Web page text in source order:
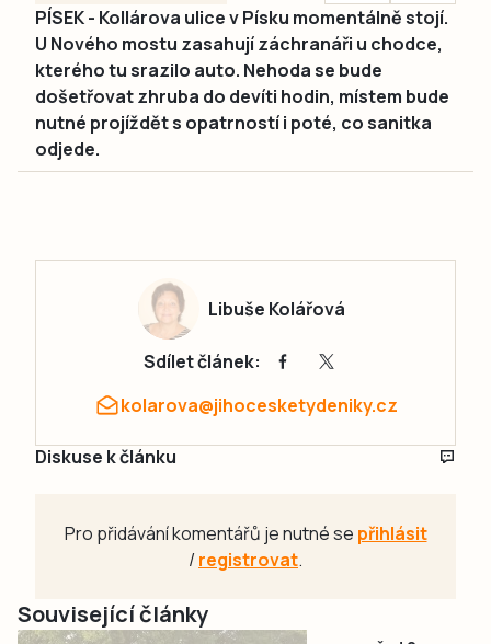
PÍSEK - Kollárova ulice v Písku momentálně stojí.
U Nového mostu zasahují záchranáři u chodce,
kterého tu srazilo auto. Nehoda se bude
došetřovat zhruba do devíti hodin, místem bude
nutné projíždět s opatrností i poté, co sanitka
odjede.
Libuše Kolářová
Sdílet článek:
kolarova@jihocesketydeniky.cz
Diskuse k článku
Pro přidávání komentářů je nutné se přihlásit
/registrovat.
Související články